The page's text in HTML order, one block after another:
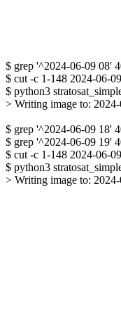
$ grep '^2024-06-09 08'
$ cut -c 1-148 2024-06-
$ python3
> Writing image to:
$ grep '^2024-06-09 18'
$ grep '^2024-06-09 19'
$ cut -c 1-148 2024-06-
$ python3
> Writing image to: